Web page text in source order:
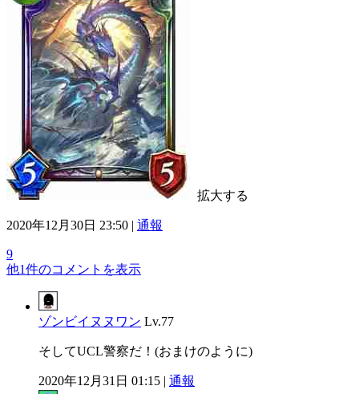
拡大する
2020年12月30日 23:50 | 通報
9
他1件のコメントを表示
ゾンビイヌヌワン Lv.77
そしてUCL警察だ！(おまけのように)
2020年12月31日 01:15 | 通報